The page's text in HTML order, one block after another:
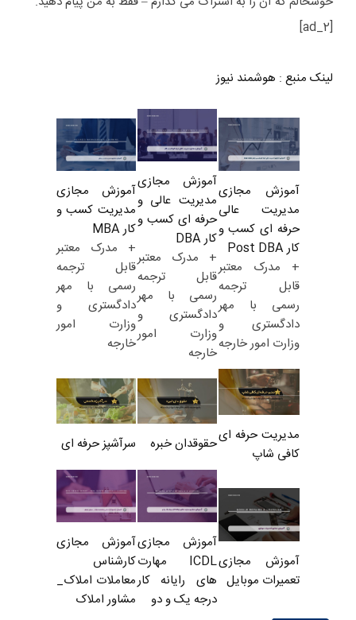
[ad_2]
لینک منبع : هوشمند نیوز
آموزش مجازی
مدیریت عالی
حرفه ای کسب و
کار Post DBA
+ مدرک معتبر
قابل ترجمه
رسمی با مهر
دادگستری و
وزارت امور خارجه
آموزش مجازی
مدیریت عالی و
حرفه ای کسب و
کار DBA
+ مدرک معتبر
قابل ترجمه
رسمی با مهر
دادگستری و
وزارت امور
خارجه
آموزش مجازی
مدیریت کسب و
کار MBA
+ مدرک معتبر
قابل ترجمه
رسمی با مهر
دادگستری و
وزارت امور
خارجه
مدیریت حرفه ای
کافی شاپ
حقوقدان خبره سرآشپز حرفه ای
آموزش مجازی
تعمیرات موبایل
آموزش مجازی
ICDL مهارت
های رایانه کار
درجه یک و دو
آموزش مجازی
کارشناس
معاملات املاک_
مشاور املاک